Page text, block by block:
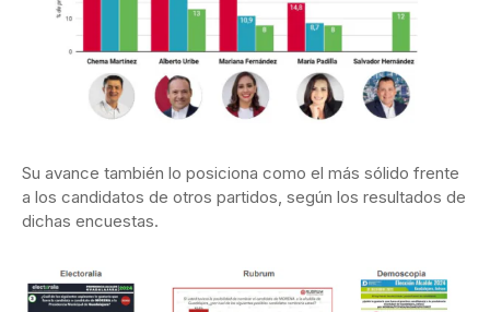
Su avance también lo posiciona como el más sólido frente
a los candidatos de otros partidos, según los resultados de
dichas encuestas.